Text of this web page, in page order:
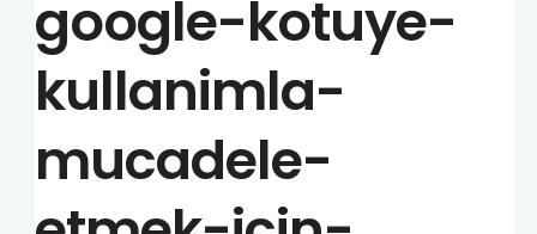
google-kotuye-
kullanimla-
mucadele-